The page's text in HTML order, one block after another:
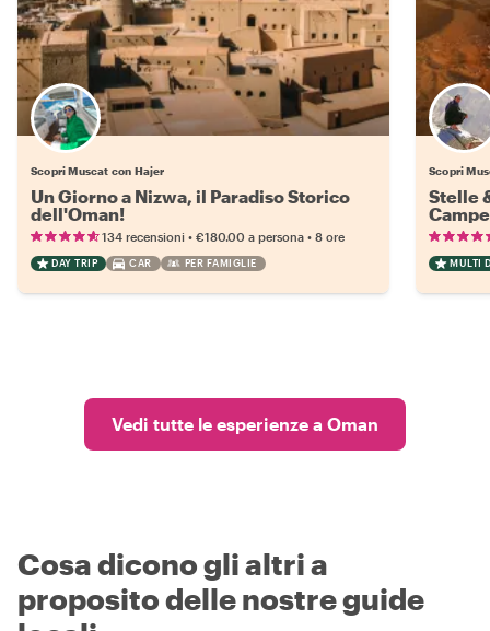
Scopri Muscat con Hajer
Un Giorno a Nizwa, il Paradiso Storico
dell'Oman!
134 recensioni • €180.00 a persona • 8 ore
DAY TRIP CAR PER FAMIGLIE
Scopri
Stelle
MULTI
Vedi tutte le esperienze a Oman
Cosa dicono gli altri a
proposito delle nostre guide